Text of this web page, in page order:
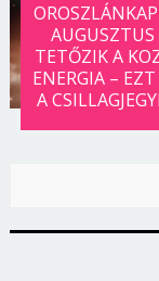
TETŐZIK A
ENERGIA –
A